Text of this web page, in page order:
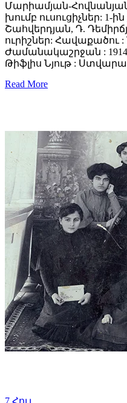
Մարիամյան-
խումբ ուսուցիչներ: 1-
Շահվերդյան, Դ.
ուրիշներ: Հավաքածու
Ժամանակաշրջան :
Թիֆլիս Նյութ :
Read More